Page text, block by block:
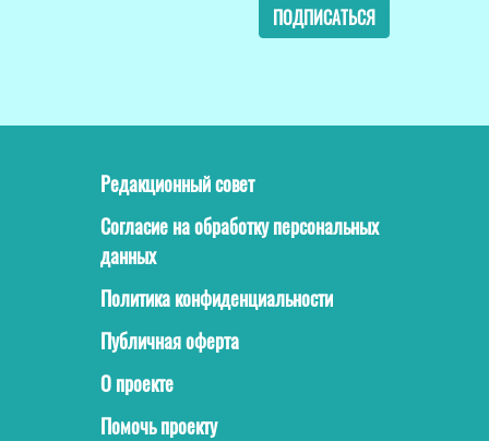
ПОДПИСАТЬСЯ
Редакционный совет
Согласие на обработку персональных
данных
Политика конфиденциальности
Публичная оферта
О проекте
Помочь проекту